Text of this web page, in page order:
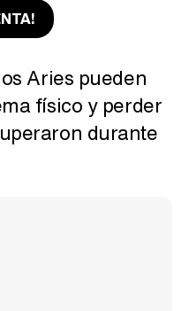
Aries pueden
físico y perder
durante